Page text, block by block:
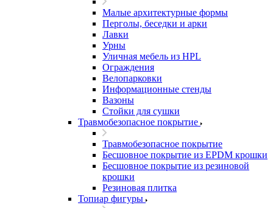
Малые архитектурные формы
Перголы, беседки и арки
Лавки
Урны
Уличная мебель из HPL
Ограждения
Велопарковки
Информационные стенды
Вазоны
Стойки для сушки
Травмобезопасное покрытие
Травмобезопасное покрытие
Бесшовное покрытие из EPDM крошки
Бесшовное покрытие из резиновой
крошки
Резиновая плитка
Топиар фигуры